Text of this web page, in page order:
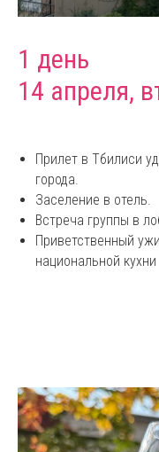
1 день
14 апреля,
Прилет в Тбилиси
города.
Заселение в отель.
Встреча группы в
Приветственный
национальной кухни